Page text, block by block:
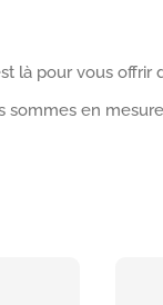
là pour vous offrir
sommes en mesure